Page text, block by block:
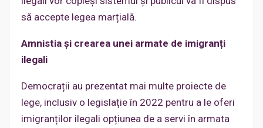
să accepte legea marțială.
Amnistia și crearea unei armate de imigranți
ilegali
Democrații au prezentat mai multe proiecte de
lege, inclusiv o legislație în 2022 pentru a le oferi
imigranților ilegali opțiunea de a servi în armata